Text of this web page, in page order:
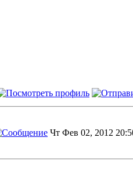
Чт Фев 02, 2012